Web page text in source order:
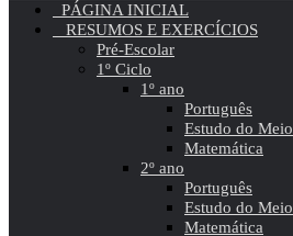
PÁGINA INICIAL
RESUMOS E EXERCÍCIOS
Pré-Escolar
1º Ciclo
1º ano
Português
Estudo do Meio
Matemática
2º ano
Português
Estudo do Meio
Matemática